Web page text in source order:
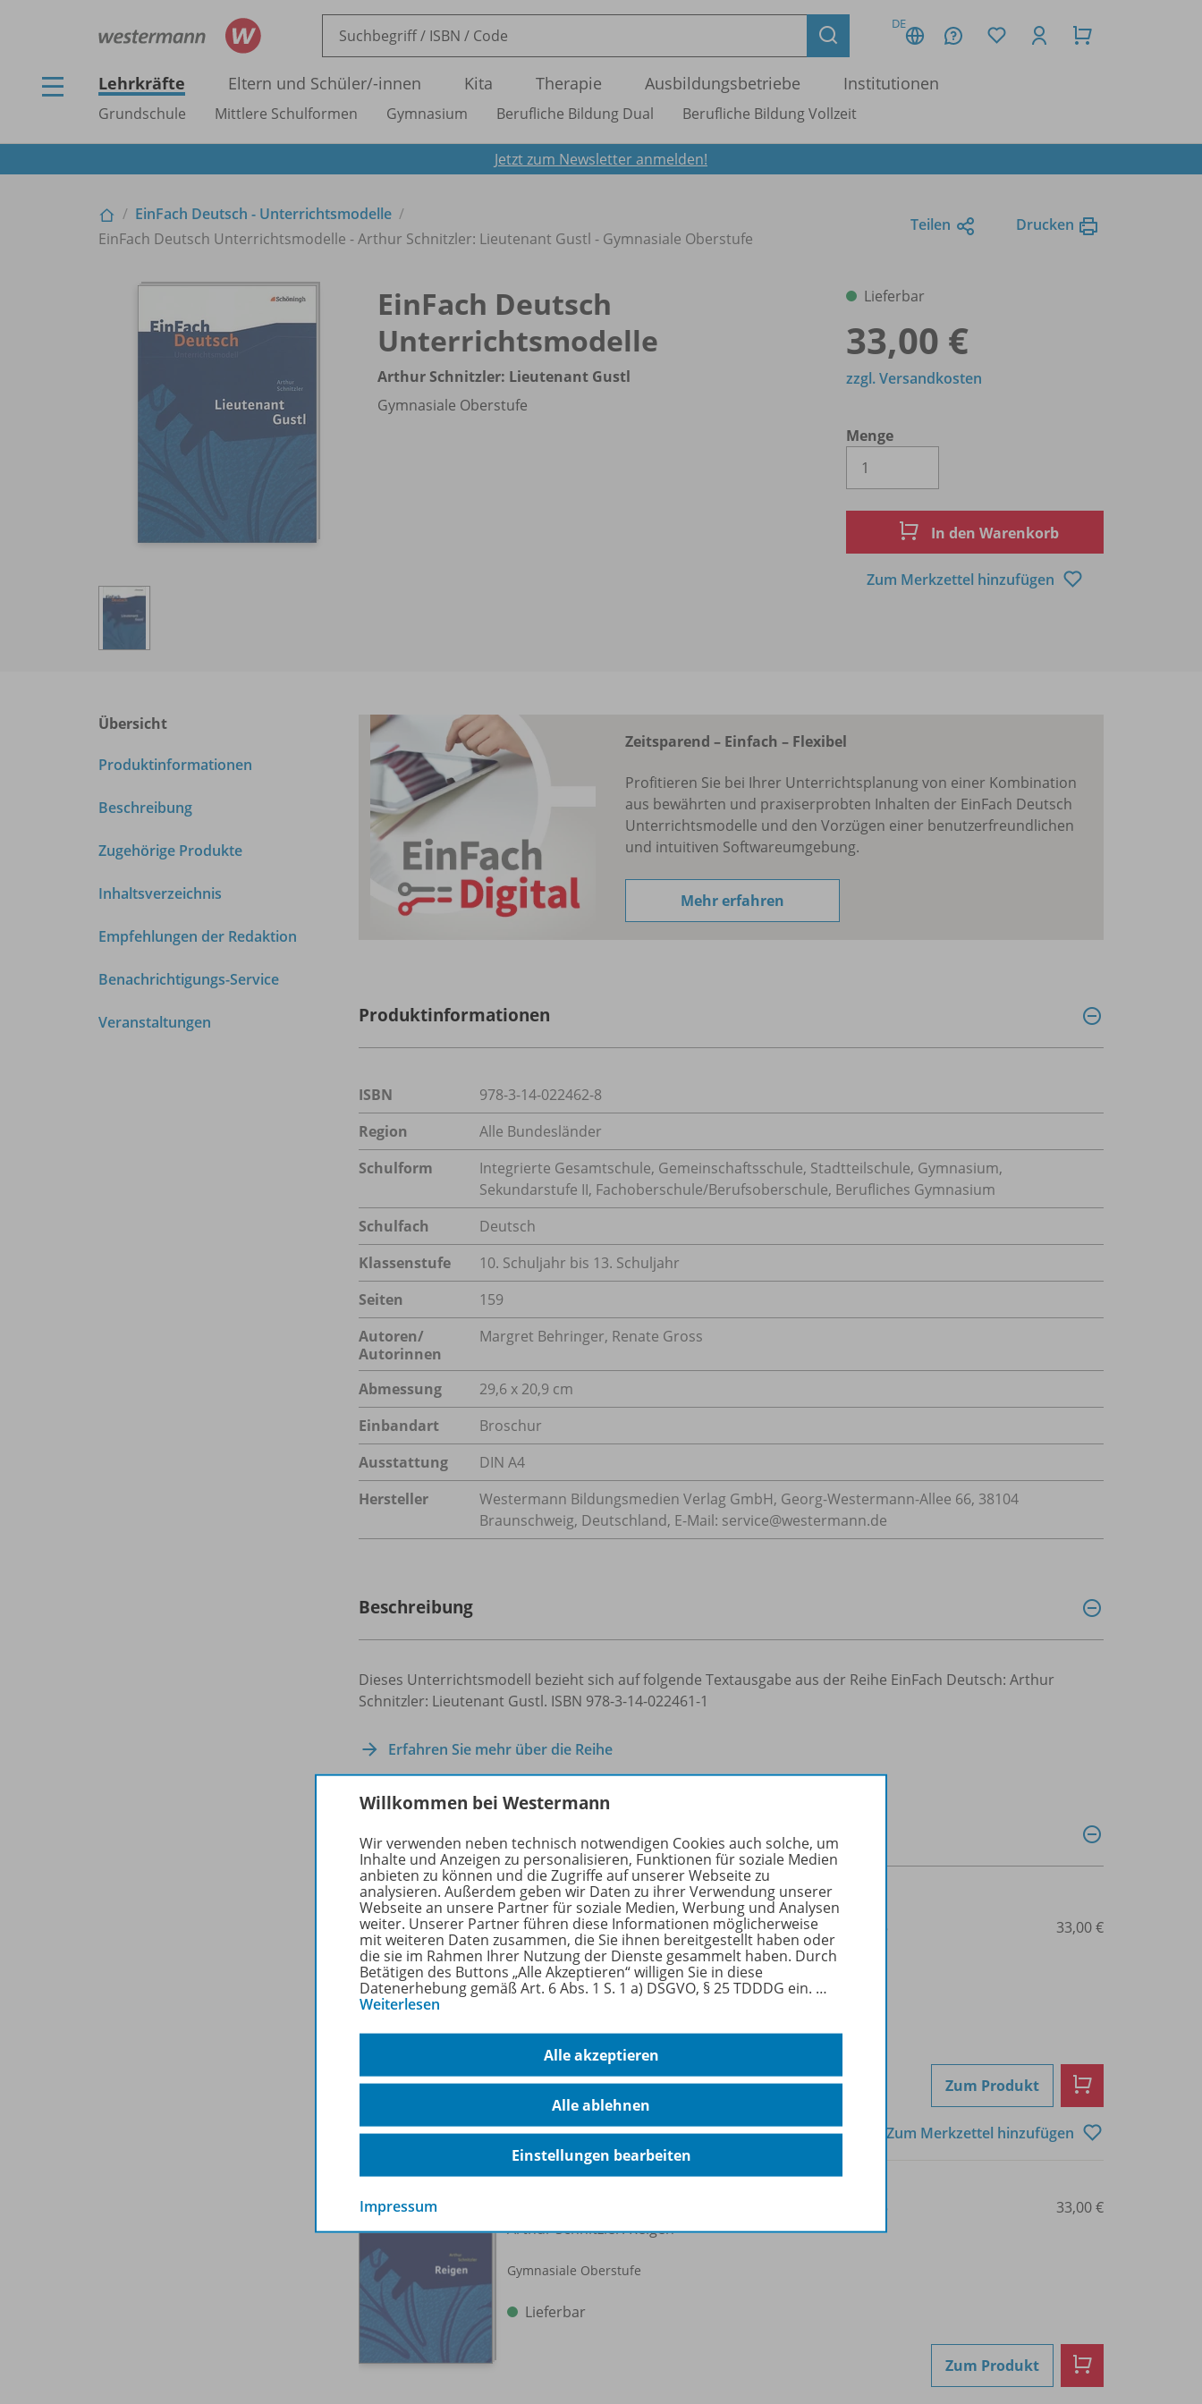
DE
Lehrkräfte Eltern und Schüler/-innen Kita Therapie Ausbildungsbetriebe Institutionen
Grundschule Mittlere Schulformen Gymnasium Berufliche Bildung Dual Berufliche Bildung Vollzeit
Jetzt zum Newsletter anmelden!
EinFach Deutsch - Unterrichtsmodelle
EinFach Deutsch Unterrichtsmodelle - Arthur Schnitzler: Lieutenant Gustl - Gymnasiale Oberstufe
Teilen Drucken
EinFach Deutsch
Unterrichtsmodelle
Arthur Schnitzler: Lieutenant Gustl
Gymnasiale Oberstufe
Lieferbar
33,00 €
Menge
zzgl. Versandkosten
In den Warenkorb
Zum Merkzettel hinzufügen
Übersicht
Produktinformationen
Beschreibung
Zugehörige Produkte
Inhaltsverzeichnis
Empfehlungen der Redaktion
Benachrichtigungs-Service
Veranstaltungen
Zeitsparend – Einfach – Flexibel
Profitieren Sie bei Ihrer Unterrichtsplanung von einer Kombination
aus bewährten und praxiserprobten Inhalten der EinFach Deutsch
Unterrichtsmodelle und den Vorzügen einer benutzerfreundlichen
und intuitiven Softwareumgebung.
Mehr erfahren
Produktinformationen
ISBN
978-3-14-022462-8
Region
Alle Bundesländer
Schulform
Integrierte Gesamtschule, Gemeinschaftsschule, Stadtteilschule, Gymnasium,
Sekundarstufe II, Fachoberschule/Berufsoberschule, Berufliches Gymnasium
Schulfach
Deutsch
Klassenstufe
10. Schuljahr bis 13. Schuljahr
Seiten
159
Autoren/
Autorinnen
Margret Behringer, Renate Gross
Abmessung
29,6 x 20,9 cm
Einbandart
Broschur
Ausstattung
DIN A4
Hersteller
Westermann Bildungsmedien Verlag GmbH, Georg-Westermann-Allee 66, 38104
Braunschweig, Deutschland, E-Mail: service@westermann.de
Beschreibung
Dieses Unterrichtsmodell bezieht sich auf folgende Textausgabe aus der Reihe EinFach Deutsch: Arthur
Schnitzler: Lieutenant Gustl. ISBN 978-3-14-022461-1
Erfahren Sie mehr über die Reihe
Zugehörige Produkte
EinFach Deutsch
Unterrichtsmodelle
Arthur Schnitzler: Fräulein Else
Gymnasiale Oberstufe
Lieferbar
978-3-14-022674-5 33,00 €
Zum Produkt
Zum Merkzettel hinzufügen
Arthur Schnitzler: Reigen
Gymnasiale Oberstufe
Lieferbar
33,00 €
Zum Produkt
Willkommen bei Westermann
Wir verwenden neben technisch notwendigen Cookies auch solche, um
Inhalte und Anzeigen zu personalisieren, Funktionen für soziale Medien
anbieten zu können und die Zugriffe auf unserer Webseite zu
analysieren. Außerdem geben wir Daten zu ihrer Verwendung unserer
Webseite an unsere Partner für soziale Medien, Werbung und Analysen
weiter. Unserer Partner führen diese Informationen möglicherweise
mit weiteren Daten zusammen, die Sie ihnen bereitgestellt haben oder
die sie im Rahmen Ihrer Nutzung der Dienste gesammelt haben. Durch
Betätigen des Buttons „Alle Akzeptieren“ willigen Sie in diese
Datenerhebung gemäß Art. 6 Abs. 1 S. 1 a) DSGVO, § 25 TDDDG ein. …
Weiterlesen
Alle akzeptieren
Alle ablehnen
Einstellungen bearbeiten
Impressum